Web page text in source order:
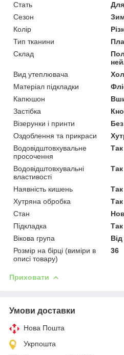
Стать
Сезон
Колір
Тип тканини
Склад
Вид утеплювача
Матеріал підкладки
Капюшон
Застібка
Візерунки і принти
Без
Оздоблення та прикраси
Водовідштовхувальне
просочення
Так
Водовідштовхувальні
властивості
Так
Наявність кишень
Так
Хутряна обробка
Так
Стан
Підкладка
Так
Вікова група
Розмір на бірці (виміри в
описі товару)
36
Приховати
Умови доставки
Нова Пошта
Укрпошта